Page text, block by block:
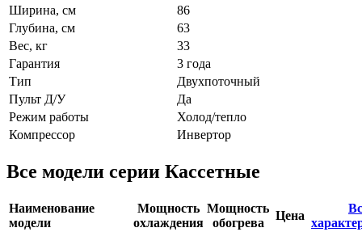
Ширина, см
86
Глубина, см
63
Вес, кг
33
Гарантия
3 года
Тип
Двухпоточный
Пульт Д/У
Да
Режим работы
Холод/тепло
Компрессор
Инвертор
Все модели серии Кассетные
Наименование
модели
Мощность
охлаждения
Мощность
обогрева
Цена